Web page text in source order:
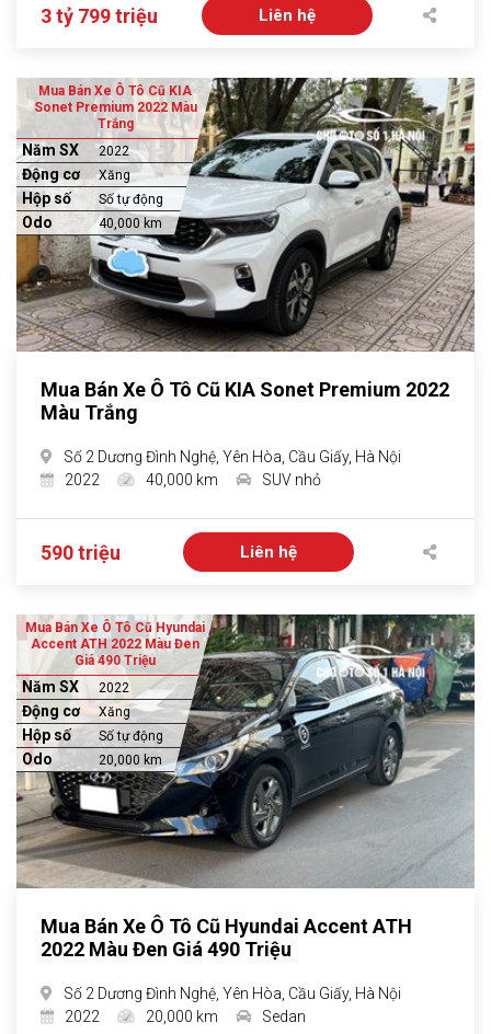
3 tỷ 799 triệu Liên hệ
Mua Bán Xe Ô Tô Cũ KIA
Sonet Premium 2022 Màu
Trắng
Năm SX 2022
Động cơ Xăng
Hộp số Số tự động
Odo 40,000 km
Mua Bán Xe Ô Tô Cũ KIA Sonet Premium 2022
Màu Trắng
Số 2 Dương Đình Nghệ, Yên Hòa, Cầu Giấy, Hà Nội
2022
40,000 km SUV nhỏ
590 triệu Liên hệ
Mua Bán Xe Ô Tô Cũ Hyundai
Accent ATH 2022 Màu Đen
Giá 490 Triệu
Năm SX 2022
Động cơ Xăng
Hộp số Số tự động
Odo 20,000 km
Mua Bán Xe Ô Tô Cũ Hyundai Accent ATH
2022 Màu Đen Giá 490 Triệu
Số 2 Dương Đình Nghệ, Yên Hòa, Cầu Giấy, Hà Nội
2022
20,000 km Sedan